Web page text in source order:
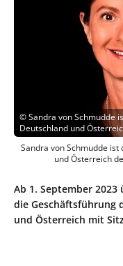
©Sandra von Schmudde
Deutschland und
Sandra von Schmudde
und Österreich
Ab 1. September
die Geschäftsführung
und Österreich mit